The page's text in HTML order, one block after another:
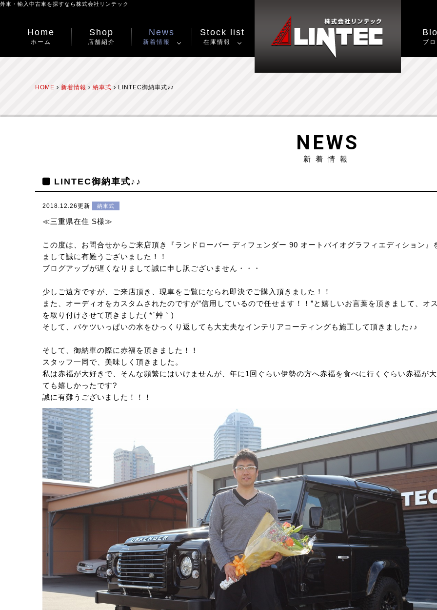
外車・輸入中古車を探すなら株式会社リンテック
Home
ホーム
Shop
店舗紹介
News
新着情報
Stock list
在庫情報 ブロ
HOME 新着情報 納車式 LINTEC御納車式♪♪
NEWS
新着情報
LINTEC御納車式♪♪
2018.12.26更新 納車式
≪三重県在住 S様≫
この度は、お問合せからご来店頂き『ランドローバー ディフェンダー 90 オートバイオグラフィエディション』
まして誠に有難うございました！！
ブログアップが遅くなりまして誠に申し訳ございません・・・
少しご遠方ですが、ご来店頂き、現車をご覧になられ即決でご購入頂きました！！
また、オーディオをカスタムされたのですが”信用しているので任せます！！”と嬉しいお言葉を頂きまして、オ
を取り付けさせて頂きました( *´艸｀)
そして、バケツいっぱいの水をひっくり返しても大丈夫なインテリアコーティングも施工して頂きました♪♪
そして、御納車の際に赤福を頂きました！！
スタッフ一同で、美味しく頂きました。
私は赤福が大好きで、そんな頻繁にはいけませんが、年に1回ぐらい伊勢の方へ赤福を食べに行くぐらい赤福が
ても嬉しかったです?
誠に有難うございました！！！